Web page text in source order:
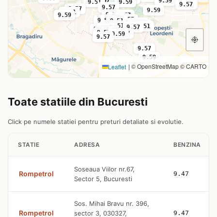
9.51
9.51
9.51
9.51
9.51
9.51 9.51
9.51
9.51
9.57
9.57
9.57
9.57
9.57
9.57
9.57
9.57 9.57
9.57
9.57
9.57
9.47
9.47
9.47
9.59
9.59
9.59 9.59
9.59
9.599.59
9.59
9.59
Leaflet | © OpenStreetMap © CARTO
Toate statiile din Bucuresti
Click pe numele statiei pentru preturi detaliate si evolutie.
STATIE ADRESA BENZINA
Rompetrol
Soseaua Viilor nr.67,
Sector 5, Bucuresti
9.47
Rompetrol
Sos. Mihai Bravu nr. 396,
sector 3, 030327,
9.47